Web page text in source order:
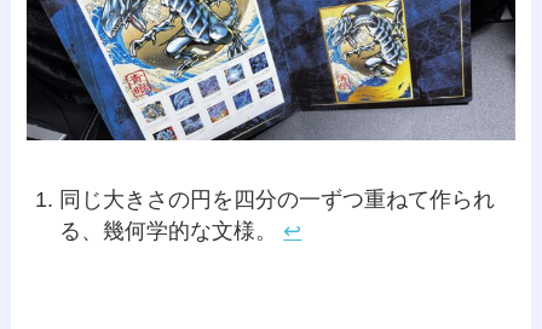
同じ大きさの円を四分の一ずつ重ねて作られ
る、幾何学的な文様。 ↩︎